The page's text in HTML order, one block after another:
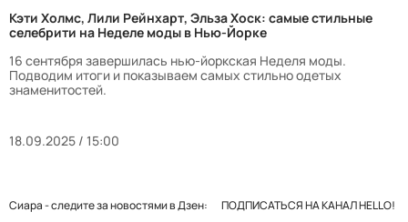
Кэти Холмс, Лили Рейнхарт, Эльза Хоск: самые стильные
селебрити на Неделе моды в Нью-Йорке
16 сентября завершилась нью-йоркская Неделя моды.
Подводим итоги и показываем самых стильно одетых
знаменитостей.
18.09.2025 / 15:00
Сиара - следите за новостями в Дзен: ПОДПИСАТЬСЯ НА КАНАЛ HELLO!